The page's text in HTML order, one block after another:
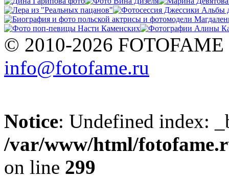
© 2010-2026 FOTOFAME
info@fotofame.ru
Notice: Undefined index:
/var/www/html/
on line 299